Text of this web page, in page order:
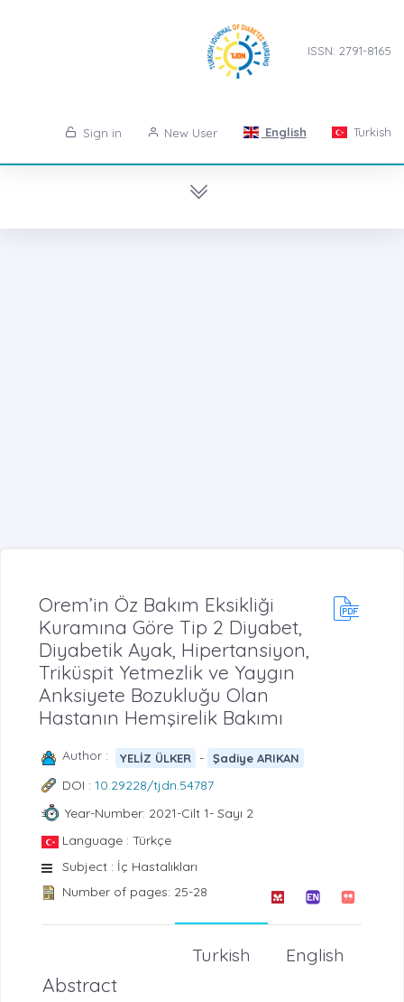
ISSN: 2791-8165
Sign in New User English Turkish
Orem’in Öz Bakım Eksikliği
Kuramına Göre Tip 2 Diyabet,
Diyabetik Ayak, Hipertansiyon,
Triküspit Yetmezlik ve Yaygın
Anksiyete Bozukluğu Olan
Hastanın Hemşirelik Bakımı
Author : YELİZ ÜLKER - Şadiye ARIKAN
DOI : 10.29228/tjdn.54787
Year-Number: 2021-Cilt 1- Sayı 2
Language : Türkçe
Subject : İç Hastalıkları
Number of pages: 25-28
English
Turkish
Abstract